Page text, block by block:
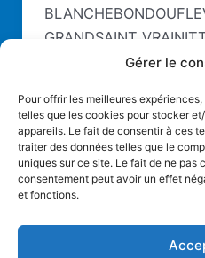
Gérer le
Pour offrir les meilleures
telles que les cookies pour stocker
appareils. Le fait de consentir à ces
traiter des données telles que le
uniques sur ce site. Le fait de ne pas
consentement peut avoir un effet
et fonctions.
GRANDSAINT
nous faire part de